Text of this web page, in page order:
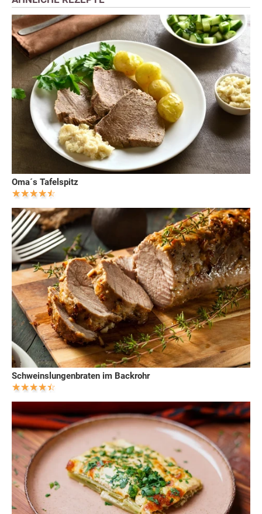
Oma´s Tafelspitz
Schweinslungenbraten im Backrohr